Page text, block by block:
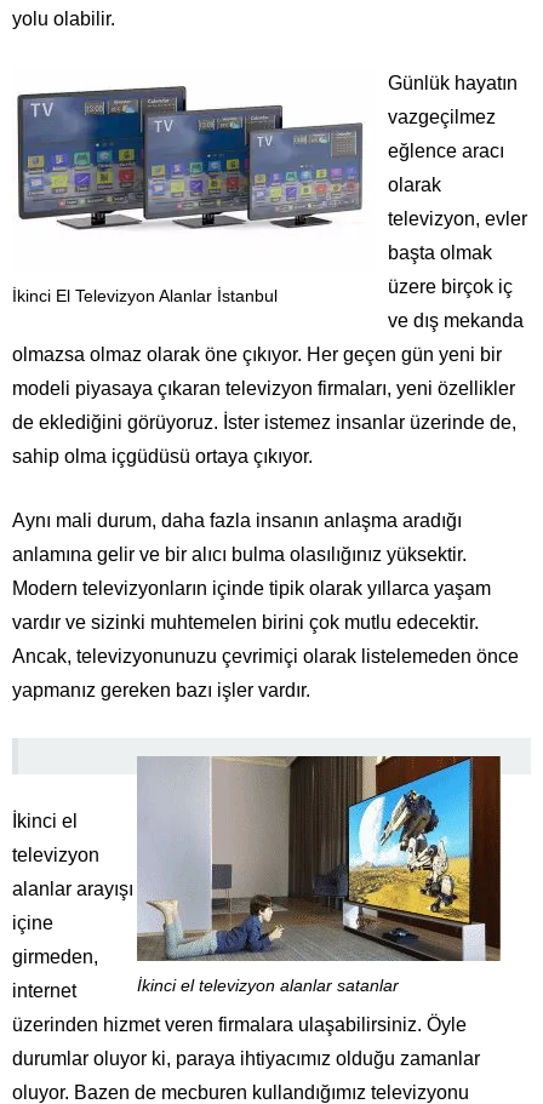
yolu olabilir.
İkinci El Televizyon Alanlar İstanbul
Günlük hayatın
vazgeçilmez
eğlence aracı
olarak
televizyon, evler
başta olmak
üzere birçok iç
ve dış mekanda
olmazsa olmaz olarak öne çıkıyor. Her geçen gün yeni bir
modeli piyasaya çıkaran televizyon firmaları, yeni özellikler
de eklediğini görüyoruz. İster istemez insanlar üzerinde de,
sahip olma içgüdüsü ortaya çıkıyor.
Aynı mali durum, daha fazla insanın anlaşma aradığı
anlamına gelir ve bir alıcı bulma olasılığınız yüksektir.
Modern televizyonların içinde tipik olarak yıllarca yaşam
vardır ve sizinki muhtemelen birini çok mutlu edecektir.
Ancak, televizyonunuzu çevrimiçi olarak listelemeden önce
yapmanız gereken bazı işler vardır.
İkinci el televizyon alanlar satanlar
İkinci el
televizyon
alanlar arayışı
içine
girmeden,
internet
üzerinden hizmet veren firmalara ulaşabilirsiniz. Öyle
durumlar oluyor ki, paraya ihtiyacımız olduğu zamanlar
oluyor. Bazen de mecburen kullandığımız televizyonu